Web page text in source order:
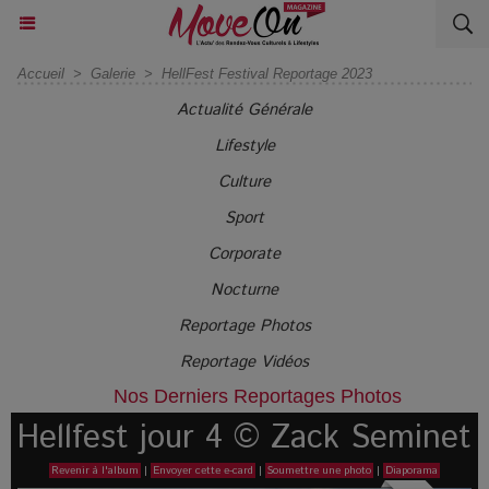
Accueil > Galerie > HellFest Festival Reportage 2023
Actualité Générale
Lifestyle
Culture
Sport
Corporate
Nocturne
Reportage Photos
Reportage Vidéos
Nos Derniers Reportages Photos
Hellfest jour 4 © Zack Seminet
Revenir à l'album | Envoyer cette e-card | Soumettre une photo | Diaporama